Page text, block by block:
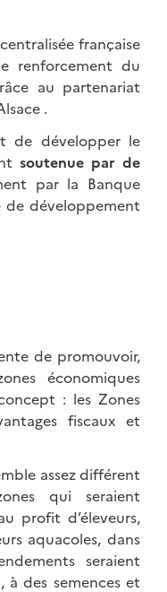
française
renforcement du
au partenariat
.
de développer le
soutenue par de
par la Banque
de développement
de promouvoir,
économiques
: les Zones
fiscaux et
assez différent
qui seraient
profit d’éleveurs,
aquacoles, dans
seraient
à des semences et